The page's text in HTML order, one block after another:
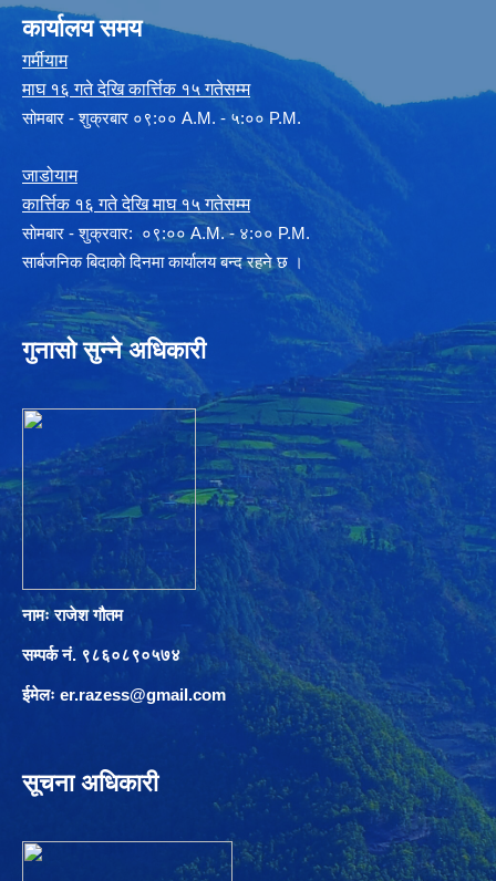
कार्यालय समय
गर्मीयाम
माघ १६ गते देखि कार्त्तिक १५ गतेसम्म
सोमबार - शुक्रबार ०९:०० A.M. - ५:०० P.M.
जाडोयाम
कार्त्तिक १६ गते देखि माघ १५ गतेसम्म
साेमबार - शुक्रवार: ०९:०० A.M. - ४:०० P.M.
सार्बजनिक बिदाको दिनमा कार्यालय बन्द रहने छ ।
गुनासो सुन्ने अधिकारी
नामः राजेश गौतम
सम्पर्क नं. ९८६०८९०५७४
ईमेलः er.razess@gmail.com
सूचना अधिकारी